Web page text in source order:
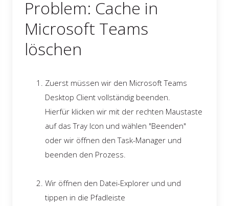
Problem: Cache in
Microsoft Teams
löschen
Zuerst müssen wir den Microsoft Teams
Desktop Client vollständig beenden.
Hierfür klicken wir mit der rechten Maustaste
auf das Tray Icon und wählen "Beenden"
oder wir öffnen den Task-Manager und
beenden den Prozess.
Wir öffnen den Datei-Explorer und und
tippen in die Pfadleiste